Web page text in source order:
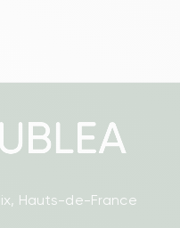
Hauts-de-France